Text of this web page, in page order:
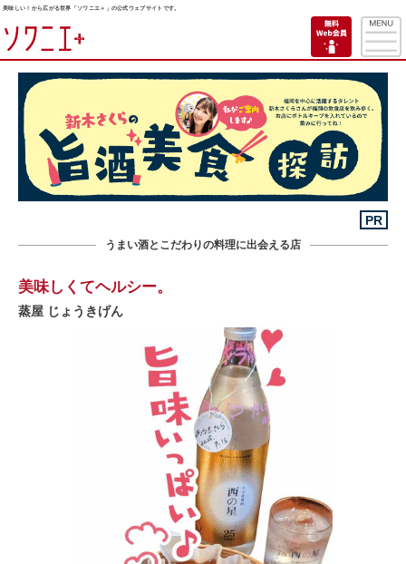
美味しい！から広がる世界「ソワニエ＋」の公式ウェブサイトです。
PR
うまい酒とこだわりの料理に出会える店
美味しくてヘルシー。
蒸屋 じょうきげん